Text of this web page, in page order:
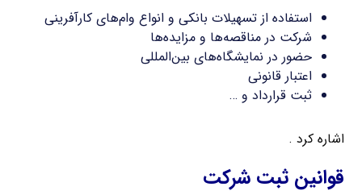
استفاده از تسهیلات بانکی و انواع وام‌های کارآفرینی
شرکت در مناقصه‌ها و مزایده‌ها
حضور در نمایشگاه‌های بین‌المللی
اعتبار قانونی
ثبت قرارداد و …
اشاره کرد .
قوانین ثبت شرکت